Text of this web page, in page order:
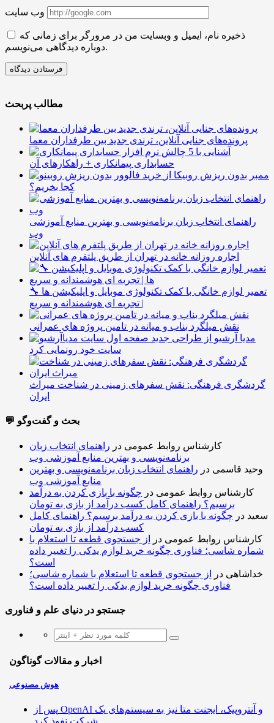
وب سایت
ذخیره نام، ایمیل و وبسایت من در مرورگر برای زمانی که
دوباره دیدگاهی می‌نویسم.
مطالب پربحث
پرونده‌های جنایی آنلاین، ترندی جدید بین طرفداران معما
آشنایی با 5 چالش
حسابداری پیمانکاری + راهکارهای آن
ممبر بدون ریزش روبیکا از
کجا بخریم؟
راهنمای انتخاب زبان برنامه‌نویسی و بهترین منابع آموزشی
وب
اجاره روزانه خانه در تهران از طریق پلتفرم های آنلاین
🔧 تعمیر لوازم خانگی با کمک تکنولوژی موبایل و اپلیکیشن ها
| تجربه ای هوشمندانه و سریع
نقش میلگرد بناب و میانه در تامین پروژه های عمرانی
مدیا آرشیو از طراحی جدید
سایت خود رونمایی کرد
گردشگری فرهنگی: نقش سفرهای زمینی در شناخت میراث
ایران
💬 بحث و گفت‌وگو
کارشناس روابط عمومی در راهنمای انتخاب زبان
برنامه‌نویسی و بهترین منابع آموزشی وب
وحید قاسمی در راهنمای انتخاب زبان برنامه‌نویسی و بهترین
منابع آموزشی وب
کارشناس روابط عمومی در چگونه با بازی کردن به درآمد
برسیم؟ راهنمای کامل کسب درآمد از بازی به تومان
سعید در چگونه با بازی کردن به درآمد برسیم؟ راهنمای کامل
کسب درآمد از بازی به تومان
کارشناس روابط عمومی در
از جستجوی قطعه تا استعلام با
شماره شاسی؛ فناوری چگونه خرید لوازم یدکی را تغییر داده
است؟
خداشاهی در
از جستجوی قطعه تا استعلام با شماره شاسی؛
فناوری چگونه خرید لوازم یدکی را تغییر داده است؟
جستجو در دنیای علم و فناوری
اخبار و مقالات گوناگون
هوش مصنوعی
پس از OpenAI و آنتروپیک، ایجنت متا نیز به سیستم‌های یک
شرکت نفوذ کرد